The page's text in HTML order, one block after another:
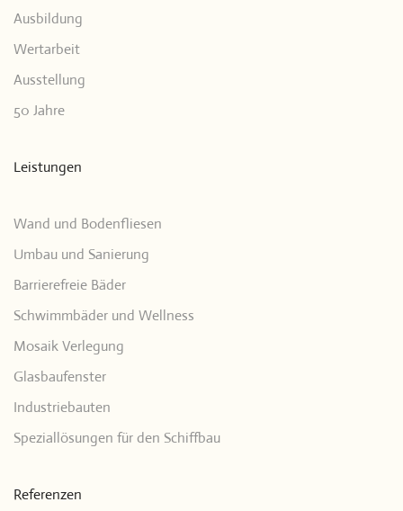
Ausbildung
Wertarbeit
Ausstellung
50 Jahre
Leistungen
Wand und Bodenfliesen
Umbau und Sanierung
Barrierefreie Bäder
Schwimmbäder und Wellness
Mosaik Verlegung
Glasbaufenster
Industriebauten
Speziallösungen für den Schiffbau
Referenzen